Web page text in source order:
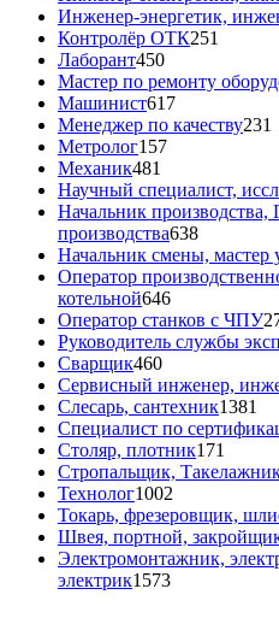
Инженер-энергетик,
Контролёр ОТК251
Лаборант450
Мастер по ремонту
Машинист617
Менеджер по качеству231
Метролог157
Механик481
Научный специалист,
Начальник
производства638
Начальник смены, мастер
Оператор
котельной646
Оператор станков с ЧПУ
Руководитель службы
Сварщик460
Сервисный инженер,
Слесарь, сантехник1381
Специалист по
Столяр, плотник171
Стропальщик,
Технолог1002
Токарь, фрезеровщик,
Швея, портной,
Электромонтажник,
электрик1573